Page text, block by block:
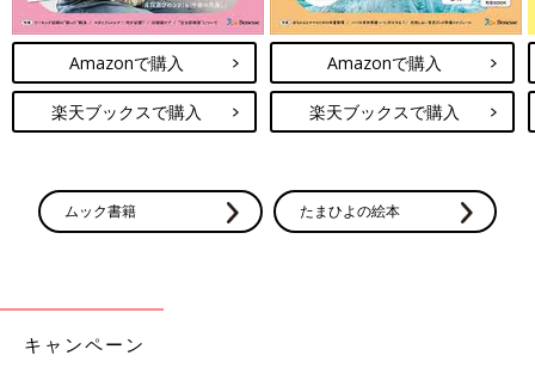
Amazonで購入
楽天ブックスで購入
Amazonで購入
楽天ブックスで購入
ムック書籍 たまひよの絵本
キャンペーン